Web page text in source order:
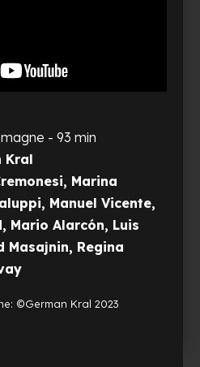
- 93 min
Kral
Marina
Manuel Vicente,
Mario Alarcón, Luis
Masajnin, Regina
©German Kral 2023